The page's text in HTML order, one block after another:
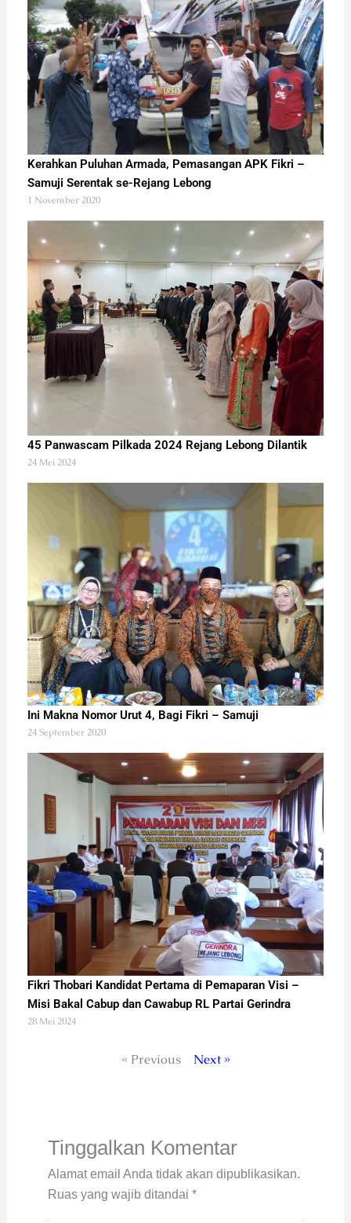
Kerahkan Puluhan Armada, Pemasangan APK Fikri –
Samuji Serentak se-Rejang Lebong
1 November 2020
45 Panwascam Pilkada 2024 Rejang Lebong Dilantik
24 Mei 2024
Ini Makna Nomor Urut 4, Bagi Fikri – Samuji
24 September 2020
Fikri Thobari Kandidat Pertama di Pemaparan Visi –
Misi Bakal Cabup dan Cawabup RL Partai Gerindra
28 Mei 2024
« Previous Next »
Tinggalkan Komentar
Alamat email Anda tidak akan dipublikasikan.
Ruas yang wajib ditandai *